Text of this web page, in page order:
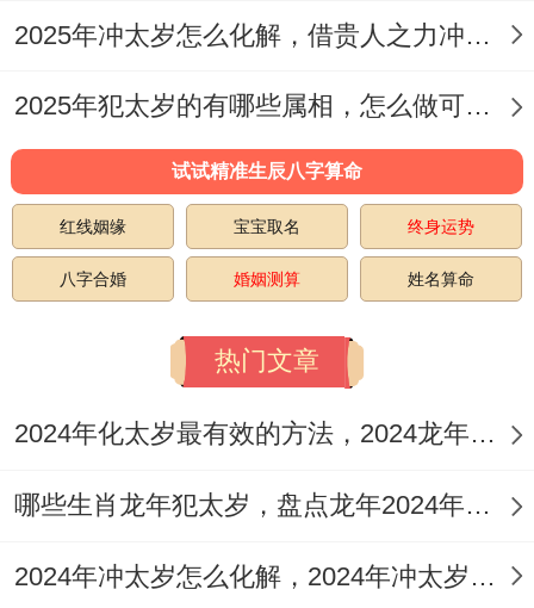
可以通过参加祈福活动、穿红衣、佩戴 祥安
阁联吉红绳或佩戴‘祥安阁麟猴催吉’吊坠等
方式来增强自身的运势合气场。
在也要保持积极向上的心态同乐观的精神状
态以应对可能出现的挑战合棘手.
4:冲太岁应对法
属猪者2025可以通过调整自己的生活方式合
心态来应对冲太岁的挑战。
习惯、积极参与社交活动等,都有助于增旺自
身气场与运势！这一年里也可总是戴一个‘祥
2025年冲太岁怎么化解，借贵人之力冲出困境
2025年犯太岁的有哪些属相，怎么做可以否极泰来
试试精准生辰八字算命
红线姻缘 宝宝取名 终身运势
八字合婚 婚姻测算 姓名算命
热门文章
2024年化太岁最有效的方法，2024龙年化解犯太岁有效的5个妙法
哪些生肖龙年犯太岁，盘点龙年2024年犯太岁生肖
2024年冲太岁怎么化解，2024年冲太岁能快速由凶转吉的化解法